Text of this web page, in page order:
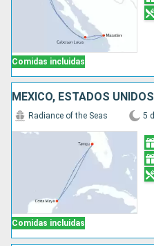
Comidas incluidas
MÉXICO, ESTADOS UNIDOS
Comidas incluidas
Radiance of the Seas 5 d